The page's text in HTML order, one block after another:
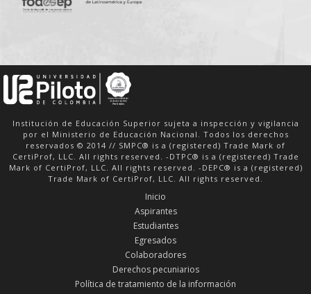
Institución de Educación Superior sujeta a inspección y vigilancia
por el Ministerio de Educación Nacional. Todos los derechos
reservados © 2014 // SMPC® is a (registered) Trade Mark of
CertiProf, LLC. All rights reserved. -DTPC® is a (registered) Trade
Mark of CertiProf, LLC. All rights reserved. -DEPC® is a (registered)
Trade Mark of CertiProf, LLC. All rights reserved.
Inicio
Aspirantes
Estudiantes
Egresados
Colaboradores
Derechos pecuniarios
Política de tratamiento de la información